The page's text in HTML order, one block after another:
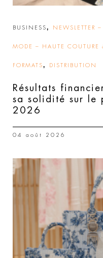
BUSINESS, NEWSLETTER
MODE – HAUTE COUTURE &
FORMATS, DISTRIBUTION
Résultats
sa solidité sur le
2026
04 août 2026